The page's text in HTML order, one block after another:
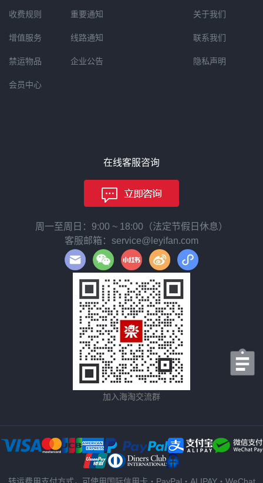
收费规则
增值服务
禁运物品
会员中心
重要通知
线路通知
企业公告
关于我们
联系我们
隐私声明
在线客服咨询
周一至周日：9:00 ~ 18:00（法定节假日休息）
客服邮箱：service@leyifan.com
加入海淘交流群